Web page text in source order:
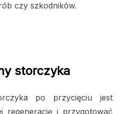
czy szkodników.
storczyka
po przycięciu jest
regenerację i przygotować